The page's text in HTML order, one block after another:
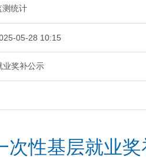
测统计
05-28 10:15
业奖补公示
次性基层就业奖